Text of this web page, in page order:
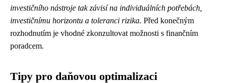
investičního nástroje tak závisí na individuálních potřebách,
investičnímu horizontu a toleranci rizika. Před konečným
rozhodnutím je vhodné zkonzultovat možnosti s finančním
poradcem.
Tipy pro daňovou optimalizaci